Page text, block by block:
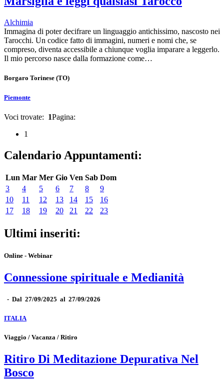
Alchimia
Immagina di poter decifrare un linguaggio antichissimo, nascosto nei
Tarocchi. Un codice fatto di immagini, numeri e nomi che, se
compreso, diventa accessibile a chiunque voglia imparare a leggerlo.
Il mio percorso nasce dalla formazione come…
Borgaro Torinese (TO)
Piemonte
Voci trovate: 1Pagina:
1
Calendario Appuntamenti:
Lun Mar Mer Gio Ven Sab Dom
3
4 5 6 7 8
9
10
11 12 13 14 15
16
17
18 19 20 21 22 23
Ultimi inseriti:
Online - Webinar
Connessione spirituale e Medianità
- Dal 27/09/2025 al 27/09/2026
ITALIA
Viaggio / Vacanza / Ritiro
Ritiro Di Meditazione Depurativa Nel
Bosco